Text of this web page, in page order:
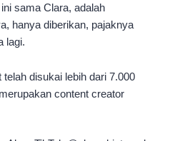
sama Clara, adalah
hanya diberikan, pajaknya
lagi.
disukai lebih dari 7.000
content creator